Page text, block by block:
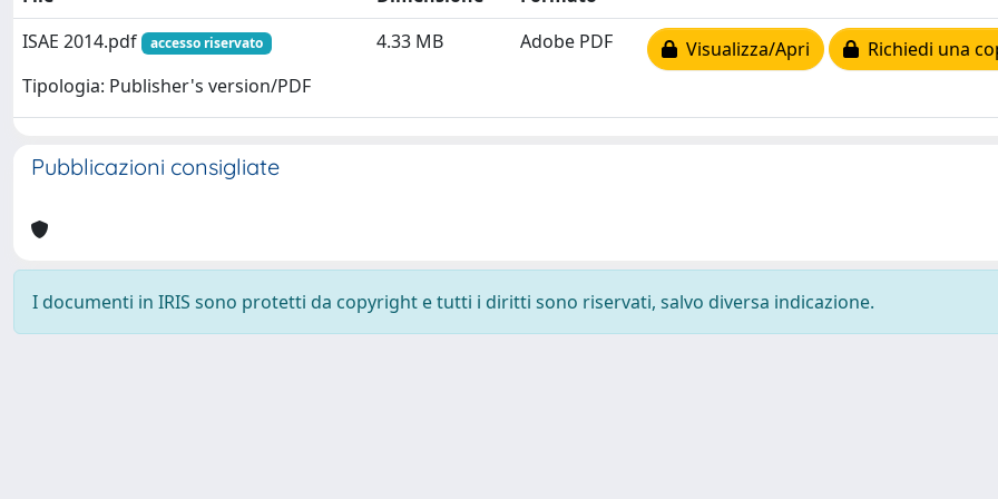
ISAE 2014.pdf
accesso riservato
Tipologia: Publisher's version/PDF
4.33 MB Adobe PDF Visualizza/Apri Richiedi una
Pubblicazioni consigliate
I documenti in IRIS sono protetti da copyright e tutti i diritti sono riservati, salvo diversa indicazione.